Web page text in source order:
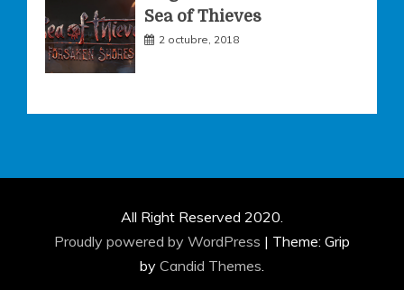
Sea of Thieves
2 octubre, 2018
All Right Reserved 2020.
Proudly powered by WordPress | Theme: Grip
by Candid Themes